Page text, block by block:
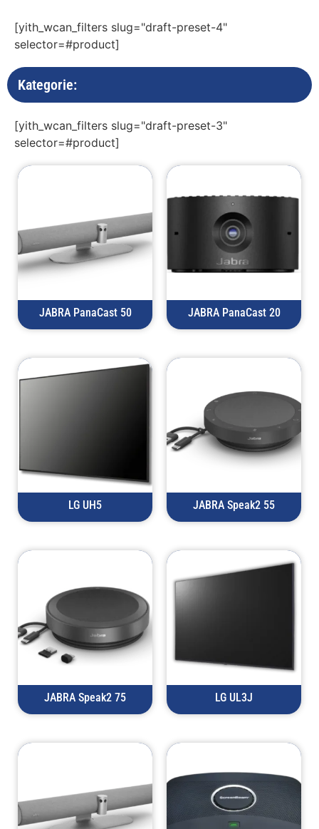
[yith_wcan_filters slug="draft-preset-4"
selector=#product]
Kategorie:
[yith_wcan_filters slug="draft-preset-3"
selector=#product]
JABRA PanaCast 50 JABRA PanaCast 20
LG UH5 JABRA Speak2 55
JABRA Speak2 75 LG UL3J